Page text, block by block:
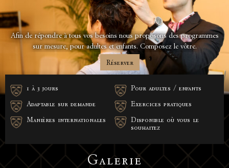
Afin de répondre à tous vos besoins nous proposons des programmes
sur mesure, pour adultes et enfants. Composez le vôtre.
1 à 3 jours Pour adultes / enfants
Adaptable sur demande Exercices pratiques
Manières internationales
Disponible où vous le
souhaitez
Réserver
Galerie